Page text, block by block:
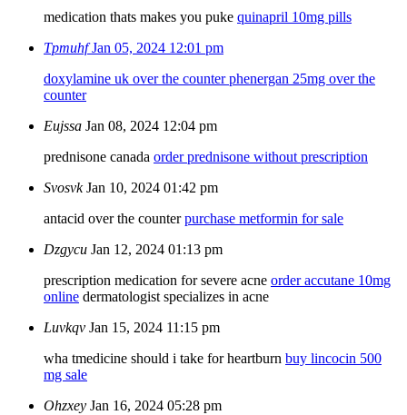
medication thats makes you puke quinapril 10mg pills
Tpmuhf Jan 05, 2024 12:01 pm
doxylamine uk over the counterphenergan 25mg over the
counter
Eujssa Jan 08, 2024 12:04 pm
prednisone canada order prednisone without prescription
Svosvk Jan 10, 2024 01:42 pm
antacid over the counterpurchase metformin for sale
Dzgycu Jan 12, 2024 01:13 pm
prescription medication for severe acne order accutane 10mg
online dermatologist specializes in acne
Luvkqv Jan 15, 2024 11:15 pm
wha tmedicine should i take for heartburn buy lincocin 500
mg sale
Ohzxey Jan 16, 2024 05:28 pm